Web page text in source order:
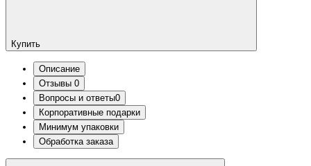
Купить
Описание
Отзывы 0
Вопросы и ответы0
Корпоративные подарки
Минимум упаковки
Обработка заказа